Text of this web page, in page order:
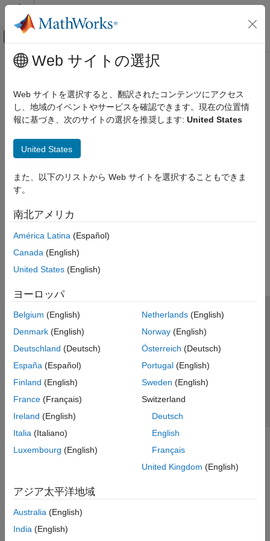
コンテンツへスキップ
オフキャンバス ナビゲーション メ
ドキュメンテーションのホーム
メインコンテンツ
Web サイトの選択
Web サイトを選択すると、翻訳されたコンテンツにアクセス
し、地域のイベントやサービスを確認できます。現在の位置情
報に基づき、次のサイトの選択を推奨します: United States
United States
また、以下のリストから Web サイトを選択することもできま
す。
南北アメリカ
América Latina (Español)
Canada (English)
United States (English)
ヨーロッパ
Belgium (English)
Denmark (English)
Deutschland (Deutsch)
España (Español)
Finland (English)
France (Français)
Ireland (English)
Italia (Italiano)
Luxembourg (English)
Netherlands(English)
Norway(English)
Österreich (Deutsch)
Portugal(English)
Sweden (English)
Switzerland
Deutsch
English
Français
United Kingdom (English)
アジア太平洋地域
Australia (English)
India (English)
トラストセンター
プライバシー ポリシー
違法コピー防止
アプリケーション ステータス
© 1994-2026 The MathWorks, Inc.